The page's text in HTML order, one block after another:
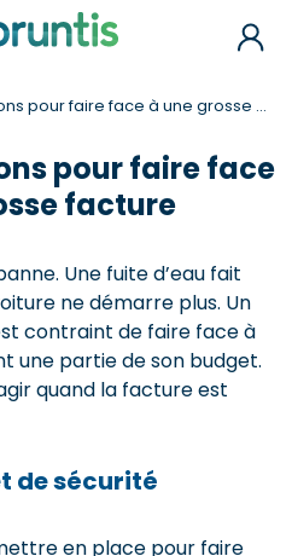
pour faire face à une grosse facture
pour faire face
facture
Une fuite d’eau fait
ne démarre plus. Un
contraint de faire face à
une partie de son budget.
quand la facture est
de sécurité
en place pour faire